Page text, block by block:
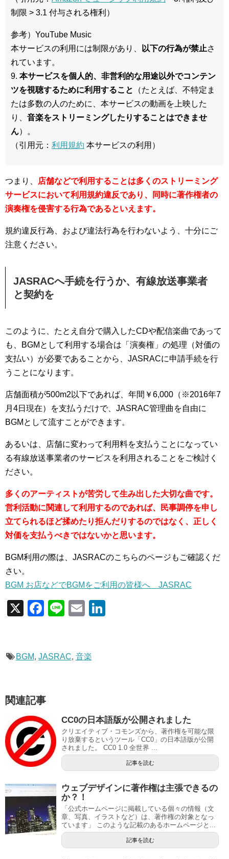
制限 > 3.1 付与される権利）
参考）YouTube Music
本サービスの利用には制限があり、
以下の行為が禁止さ
れています。
9. 本サービスを個人的、非営利的な用途以外でコンテン
ツを視聴するために利用すること
（たとえば、不特定ま
たは多数の人のために、本サービスの動画を上映した
り、 音楽をストリーミングしたりすることはできませ
ん）。
（引用元： 利用規約 本サービスの利用）
つまり、
店舗などで利用することは多くのストリーミング
サービスにおいて利用規約違反であり、同時に著作権者の
演奏権を侵害する行為であるといえます。
規約違反行為、および違法行為を行わないよう、十分にご
注意ください。
JASRACへ手続を行うか、有線放送事業者
と契約を
このように、たとえ自分で購入したCDや配信楽曲であって
も、BGMとして利用する場合は「演奏権」の処理（対価の
支払い）が必要であることから、JASRACに申請手続を行
うことになります。
店舗面積が500m2以下であれば、年間￥6,000（※2016年7
月4日現在）を支払うだけで、JASRAC管理曲を自由に
BGMとして流すことができます。
あるいは、店舗に変わって利用料を支払うことになってい
る有線放送事業者のサービスを利用されることをご検討く
ださい。
多くのアーティストが苦労して生み出した大切な曲です。
営利活動に関連して利用するのであれば、民事調停を申し
立てられるほど揉めたり拒んだりするのではなく、正しく
対価を支払うべきではないかと思います。
BGM利用の際は、JASRACのこちらのページもご確認くだ
さい。
BGM お店などでBGMをご利用の皆様へ JASRAC
X
F
e
o
k
Li
E
BGM, JASRAC, 音楽
関連記事
CC0の日本語版が公開されました
クリエイティブ・コモンズから、著作権を可能な限
り放棄するというツール「CC0」の日本語版が公開
されました。 CC0 1.0 全世界 ...
記事を読む
ウェブデザインに著作権は主張できるの
か？！
「公式ホームページに掲載している個々の情報（文
章、写真、イラストなど）は、著作権の対象となっ
ています」 このような記載のあるホームページと...
記事を読む